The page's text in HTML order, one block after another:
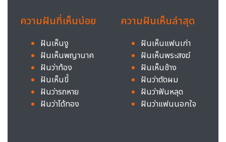
ความฝันที่เห็นบ่อย
ฝันเห็นงู
ฝันเห็นพญานาค
ฝันว่าท้อง
ฝันเห็นขี้
ฝันว่ารถหาย
ฝันว่าได้ทอง
ความฝันเห็นล่าสุด
ฝันเห็นแฟนเก่า
ฝันเห็นพระสงฆ์
ฝันเห็นช้าง
ฝันว่าตัดผม
ฝันว่าฟันหลุด
ฝันว่าแฟนนอกใจ